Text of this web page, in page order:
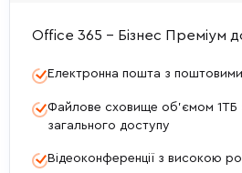
Office 365 - Бізнес Преміум
Електронна пошта з
Файлове сховище об’ємом 1ТБ
загального доступу
Відеоконференції з високою